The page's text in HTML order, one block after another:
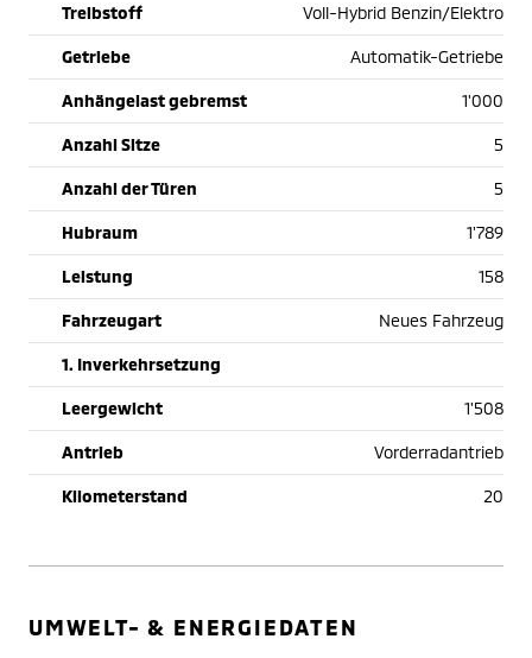
Treibstoff Voll-Hybrid Benzin/Elektro
Getriebe Automatik-Getriebe
Anhängelast gebremst 1'000
Anzahl Sitze 5
Anzahl der Türen 5
Hubraum 1'789
Leistung 158
Fahrzeugart Neues Fahrzeug
1. Inverkehrsetzung
Leergewicht 1'508
Antrieb Vorderradantrieb
Kilometerstand 20
UMWELT- & ENERGIEDATEN